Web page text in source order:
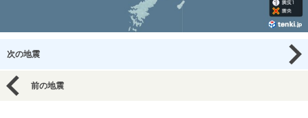
次の地震
前の地震